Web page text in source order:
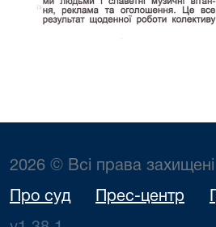
2026 © Всі права захищені
Про суд Прес-центр